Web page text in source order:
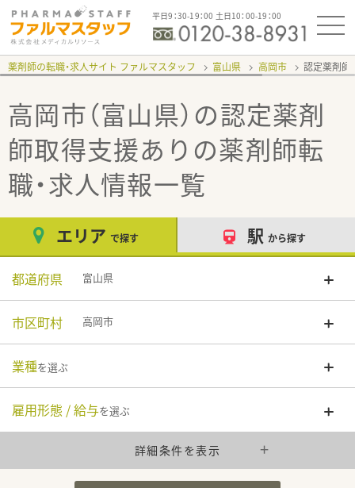
平日9：30-19：00 土日10：00-19：00
薬剤師の転職・求人サイト ファルマスタッフ 富山県 高岡市 認定薬剤
高岡市（富山県）の認定薬剤
師取得支援あり の薬剤師転
職・求人情報一覧
エリア で探す 駅 から探す
都道府県 富山県
市区町村 高岡市
業種を選ぶ
雇用形態 / 給与を選ぶ
詳細条件を表示